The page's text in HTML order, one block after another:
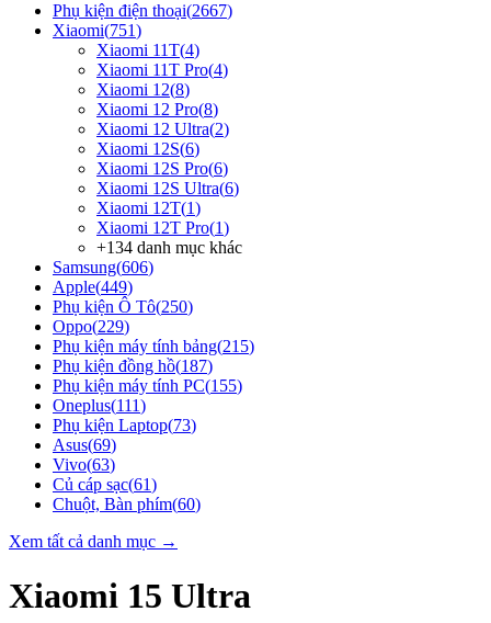
Phụ kiện điện thoại(2667)
Xiaomi(751)
Xiaomi 11T(4)
Xiaomi 11T Pro(4)
Xiaomi 12(8)
Xiaomi 12 Pro(8)
Xiaomi 12 Ultra(2)
Xiaomi 12S(6)
Xiaomi 12S Pro(6)
Xiaomi 12S Ultra(6)
Xiaomi 12T(1)
Xiaomi 12T Pro(1)
+134 danh mục khác
Samsung(606)
Apple(449)
Phụ kiện Ô Tô(250)
Oppo(229)
Phụ kiện máy tính bảng(215)
Phụ kiện đồng hồ(187)
Phụ kiện máy tính PC(155)
Oneplus(111)
Phụ kiện Laptop(73)
Asus(69)
Vivo(63)
Củ cáp sạc(61)
Chuột, Bàn phím(60)
Xem tất cả danh mục →
Xiaomi 15 Ultra